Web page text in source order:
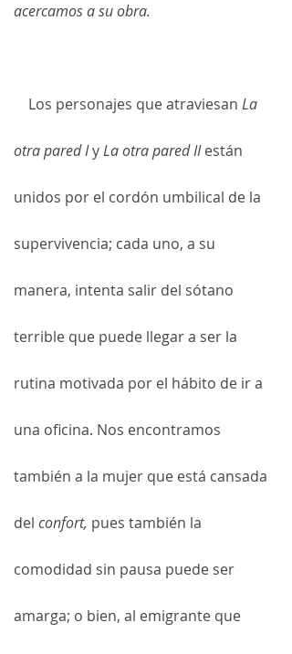
acercamos a su obra.
    Los personajes que atraviesan
La
otra pared I y La otra pared II están
unidos por el cordón umbilical de la
supervivencia; cada uno, a su
manera, intenta salir del sótano
terrible que puede llegar a ser la
rutina motivada por el hábito de ir a
una oficina. Nos encontramos
también a la mujer que está cansada
del confort, pues también la
comodidad sin pausa puede ser
amarga; o bien, al emigrante que